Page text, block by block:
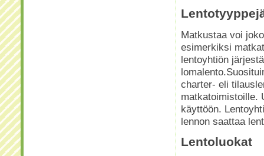
Matkustaa voi
esimerkiksi
lentoyhtiön
charter- eli
matkatoimistoille.
käyttöön.
lennon saattaa
Lentoluokat